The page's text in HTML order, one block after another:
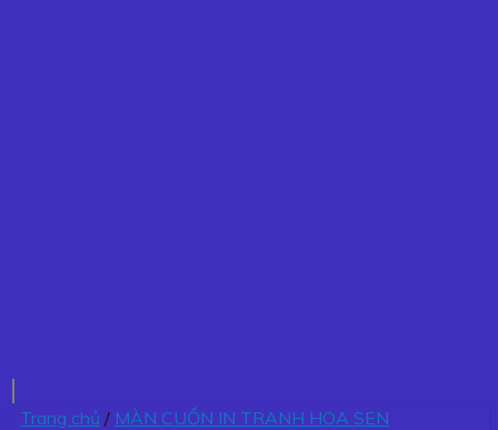
Trang chủ / MÀN CUỐN IN TRANH HOA SEN